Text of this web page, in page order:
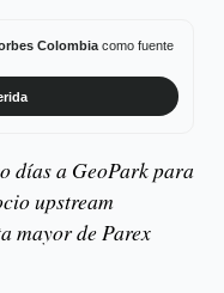
Colombiacomo fuente
días a GeoPark para
upstream
mayor de Parex